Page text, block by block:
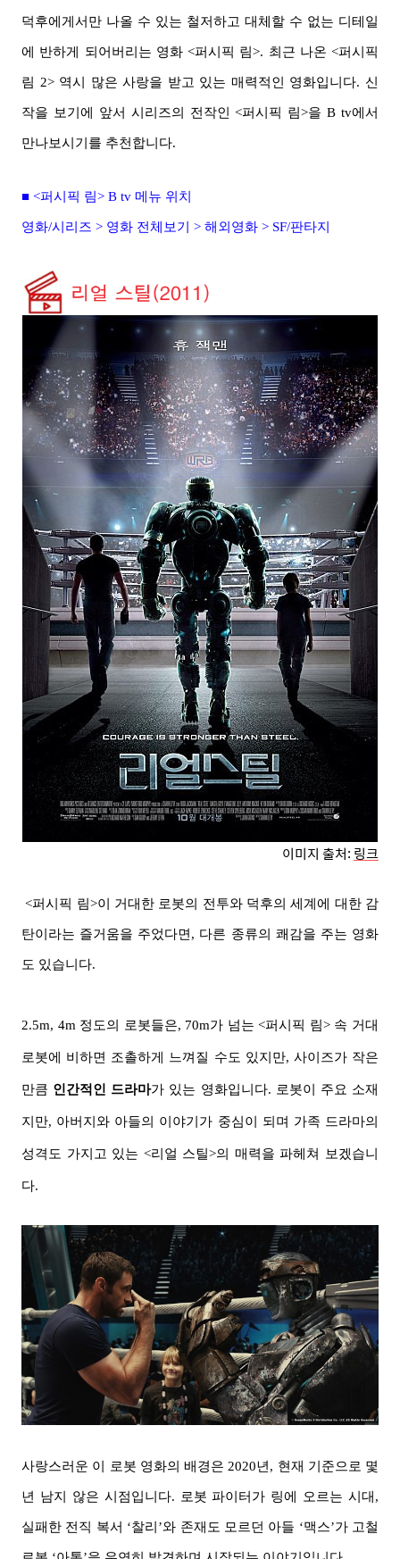
덕후에게서만 나올 수 있는 철저하고 대체할 수 없는 디테일
에 반하게 되어버리는 영화 <퍼시픽 림>. 최근 나온 <퍼시픽
림 2> 역시 많은 사랑을 받고 있는 매력적인 영화입니다. 신
작을 보기에 앞서 시리즈의 전작인 <퍼시픽 림>을 B tv에서
만나보시기를 추천합니다.
■ <퍼시픽 림> B tv 메뉴 위치
영화/시리즈 > 영화 전체보기 > 해외영화 > SF/판타지
이미지 출처: 링크
<퍼시픽 림>이 거대한 로봇의 전투와 덕후의 세계에 대한 감
탄이라는 즐거움을 주었다면, 다른 종류의 쾌감을 주는 영화
도 있습니다.
2.5m, 4m 정도의 로봇들은, 70m가 넘는 <퍼시픽 림> 속 거대
로봇에 비하면 조촐하게 느껴질 수도 있지만, 사이즈가 작은
만큼 인간적인 드라마가 있는 영화입니다. 로봇이 주요 소재
지만, 아버지와 아들의 이야기가 중심이 되며 가족 드라마의
성격도 가지고 있는 <리얼 스틸>의 매력을 파헤쳐 보겠습니
다.
사랑스러운 이 로봇 영화의 배경은 2020년, 현재 기준으로 몇
년 남지 않은 시점입니다. 로봇 파이터가 링에 오르는 시대,
실패한 전직 복서 ‘찰리’와 존재도 모르던 아들 ‘맥스’가 고철